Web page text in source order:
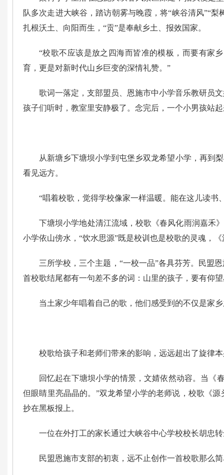
队多次走进大峡谷，踏访朝雾与晚霞，将“峡谷清风”“
扎根沃土、向阳而生，“贡”是奉献乡土、报效国家。
“校歌不应该是放之四海而皆准的模板，而要有家
育，更是对新时代山乡巨变的深情礼赞。”
歌词一落定，支部盟员、恩施市中小学音乐教研员
孩子们听时，教室里安静极了。念完后，一个小男孩站
从新塘乡下塘坝小学到屯堡乡双龙希望小学，再到
看见远方。
“唱着校歌，觉得学校像家一样温暖。能在这儿读书
下塘坝小学地处清江流域，校歌《春风化雨润嘉禾
小学依山傍水，“饮水思源”既是校训也是校歌的灵魂，
三所学校，三个主题，“一校一品”各具芬芳。民盟
首校歌结尾都有一句差不多的词：山里的孩子，要有仰
当土家少年唱着自己的歌，他们感受到的不仅是家
校歌给孩子和老师们带来的影响，远远超出了旋律
回忆起在下塘坝小学的情景，文婧依然动容。当《
但眼睛里亮晶晶的。”双龙希望小学的老师说，校歌《
抄在黑板报上。
一位在外打工的家长通过大峡谷中心学校校长胡忠
民盟恩施市支部的初衷，远不止创作一首校歌那